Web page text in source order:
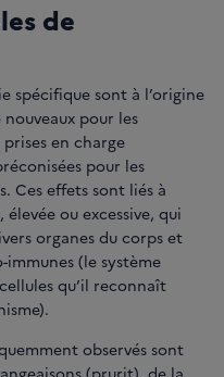
de
spécifique sont à l’origine
pour les
en charge
pour les
Ces effets sont liés à
ou excessive, qui
organes du corps et
(le système
qu’il reconnaît
observés sont